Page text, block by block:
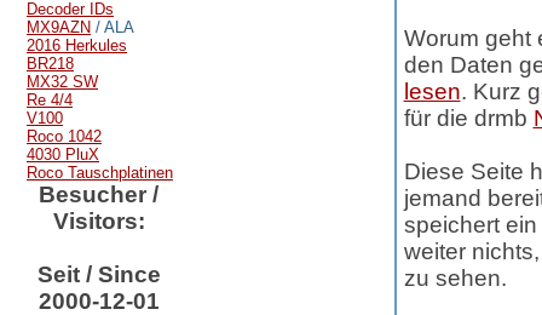
Decoder IDs
MX9AZN / ALA
2016 Herkules
BR218
MX32 SW
Re 4/4
V100
Roco 1042
4030 PluX
Roco Tauschplatinen
Besucher /
Visitors:
Seit / Since
2000-12-01
Worum geht
den Daten
lesen. Kurz
für die drmb
Diese Seite
jemand
speichert
weiter
zu sehen.